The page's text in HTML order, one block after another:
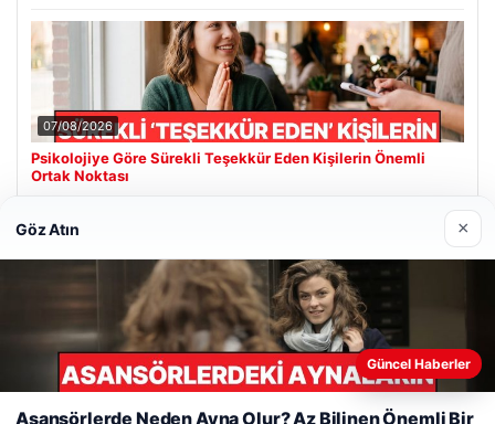
07/08/2026
Psikolojiye Göre Sürekli Teşekkür Eden Kişilerin Önemli
Ortak Noktası
Son Eklenen Firmalar
Web sitemizi nasıl kullandığınızı daha iyi anlayabilmek,
Göz Atın ×
Güncel Haberler
Asansörlerde Neden Ayna Olur? Az Bilinen Önemli Bir